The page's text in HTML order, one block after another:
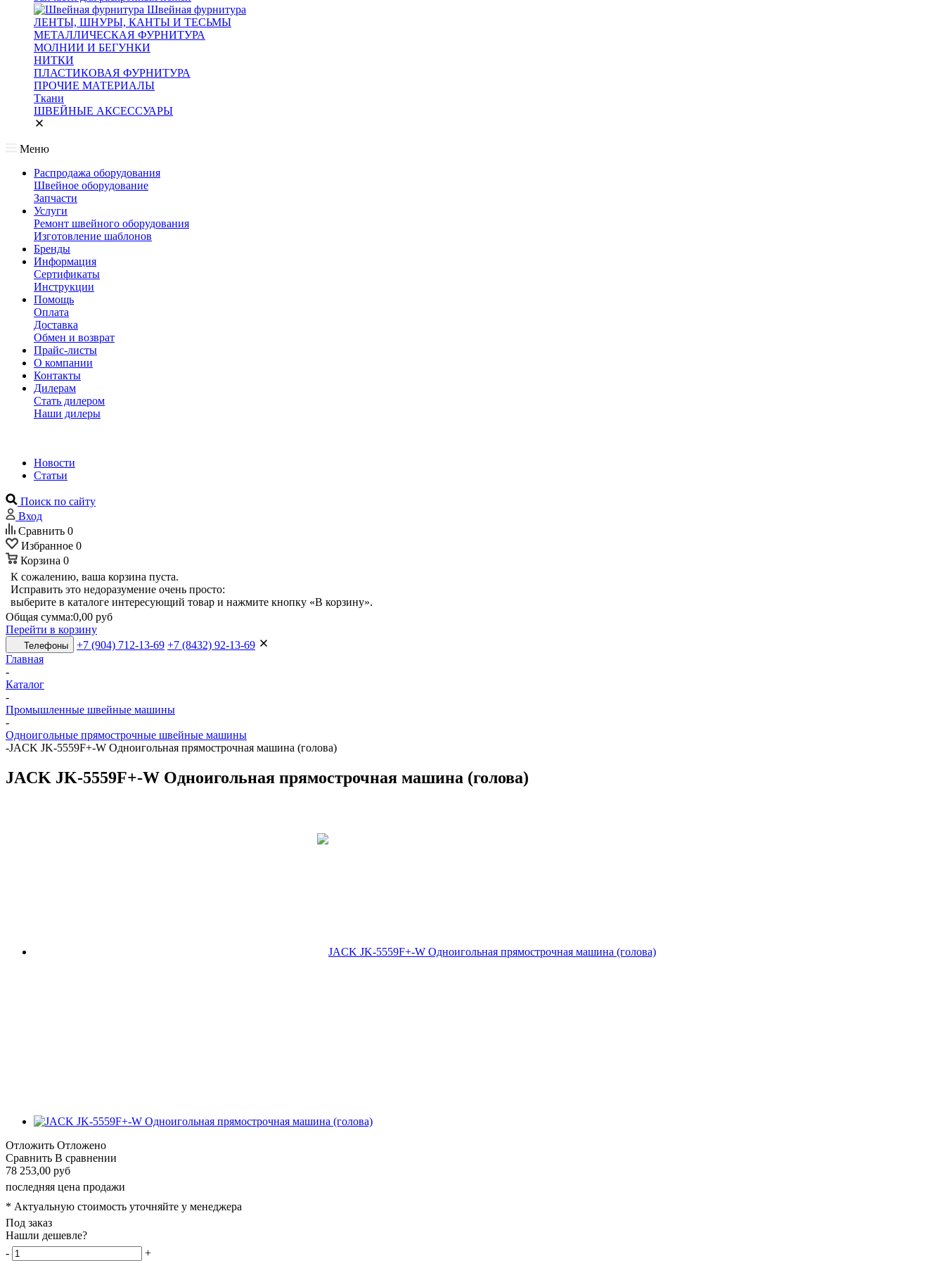
Швейная фурнитура
ЛЕНТЫ, ШНУРЫ, КАНТЫ И ТЕСЬМЫ
МЕТАЛЛИЧЕСКАЯ ФУРНИТУРА
МОЛНИИ И БЕГУНКИ
НИТКИ
ПЛАСТИКОВАЯ ФУРНИТУРА
ПРОЧИЕ МАТЕРИАЛЫ
Ткани
ШВЕЙНЫЕ АКСЕССУАРЫ
Меню
Распродажа оборудования
Швейное оборудование
Запчасти
Услуги
Ремонт швейного оборудования
Изготовление шаблонов
Бренды
Информация
Сертификаты
Инструкции
Помощь
Оплата
Доставка
Обмен и возврат
Прайс-листы
О компании
Контакты
Дилерам
Стать дилером
Наши дилеры
Новости
Статьи
Поиск по сайту
Вход
Сравнить 0
Избранное 0
Корзина 0
К сожалению, ваша корзина пуста.
Исправить это недоразумение очень просто:
выберите в каталоге интересующий товар и нажмите кнопку «В корзину».
Общая сумма:0,00 руб
Перейти в корзину
Телефоны +7 (904) 712-13-69 +7 (8432) 92-13-69
Главная
-
Каталог
-
Промышленные швейные машины
-
Одноигольные прямострочные швейные машины
-JACK JK-5559F+-W Одноигольная прямострочная машина (голова)
JACK JK-5559F+-W Одноигольная прямострочная машина (голова)
Отложить Отложено
Сравнить В сравнении
78 253,00 руб
последняя цена продажи
* Актуальную стоимость уточняйте у менеджера
Под заказ
Нашли дешевле?
-
+